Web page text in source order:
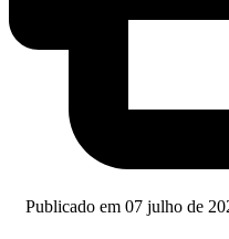
Publicado em 07 julho de